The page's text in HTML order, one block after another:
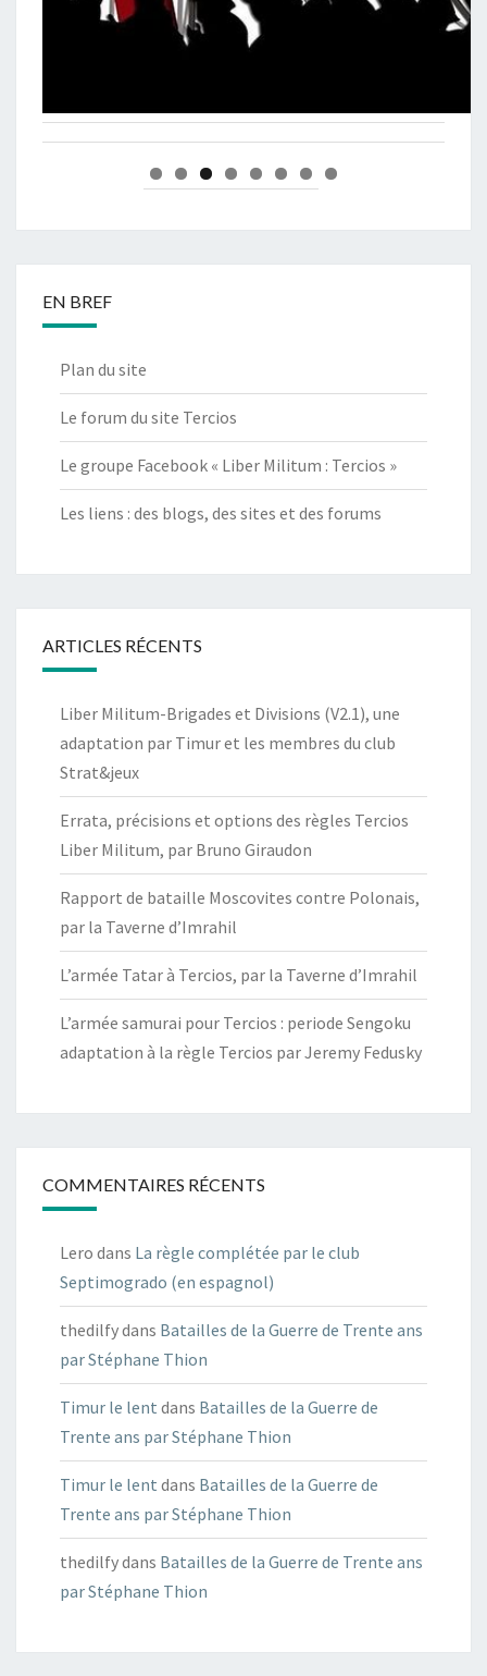
EN BREF
Plan du site
Le forum du site Tercios
Le groupe Facebook « Liber Militum : Tercios »
Les liens : des blogs, des sites et des forums
ARTICLES RÉCENTS
Liber Militum-Brigades et Divisions (V2.1), une
adaptation par Timur et les membres du club
Strat&jeux
Errata, précisions et options des règles Tercios
Liber Militum, par Bruno Giraudon
Rapport de bataille Moscovites contre Polonais,
par la Taverne d’Imrahil
L’armée Tatar à Tercios, par la Taverne d’Imrahil
L’armée samurai pour Tercios : periode Sengoku
adaptation à la règle Tercios par Jeremy Fedusky
COMMENTAIRES RÉCENTS
Lero dans La règle complétée par le club
Septimogrado (en espagnol)
thedilfydans Batailles de la Guerre de Trente ans
par Stéphane Thion
Timur le lent dans Batailles de la Guerre de
Trente ans par Stéphane Thion
Timur le lent dans Batailles de la Guerre de
Trente ans par Stéphane Thion
thedilfydans Batailles de la Guerre de Trente ans
par Stéphane Thion